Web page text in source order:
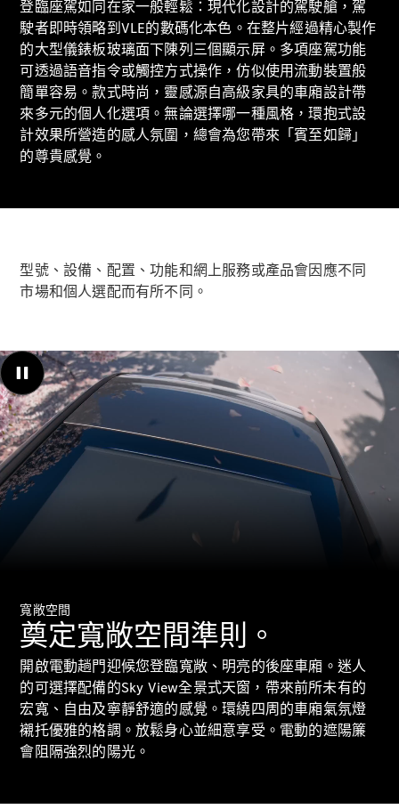
Maybach
S-Class
全新型號
SUV
Maybach
GLB
純電動
GLB
GLE
GLS
Mercedes-
Maybach
GLS
G-
Class
G-Class
小型轎車
A-Class
Hatchback
轎跑車
登臨座駕如同在家一般輕鬆：現代化設計的駕駛艙，駕
駛者即時領略到VLE的數碼化本色。在整片經過精心製作
的大型儀錶板玻璃面下陳列三個顯示屏。多項座駕功能
可透過語音指令或觸控方式操作，仿似使用流動裝置般
簡單容易。款式時尚，靈感源自高級家具的車廂設計帶
來多元的個人化選項。無論選擇哪一種風格，環抱式設
計效果所營造的感人氛圍，總會為您帶來「賓至如歸」
的尊貴感覺。
型號、設備、配置、功能和網上服務或產品會因應不同
市場和個人選配而有所不同。
寬敞空間
奠定寬敞空間準則。
開啟電動趟門迎候您登臨寬敞、明亮的後座車廂。迷人
的可選擇配備的Sky View全景式天窗，帶來前所未有的
宏寬、自由及寧靜舒適的感覺。環繞四周的車廂氣氛燈
襯托優雅的格調。放鬆身心並細意享受。電動的遮陽簾
會阻隔強烈的陽光。